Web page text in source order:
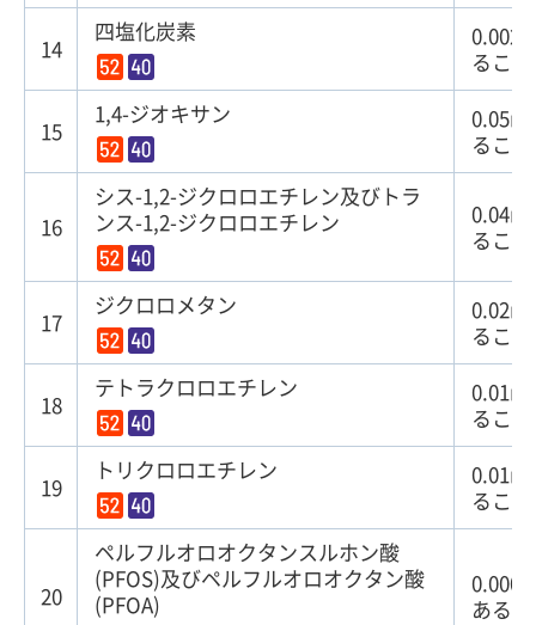
14
四塩化炭素
ること
15
1,4-ジオキサン
ること
16
シス-1,2-ジクロロエチレン及びトラ
ンス-1,2-ジクロロエチレン
ること
17
ジクロロメタン
ること
18
テトラクロロエチレン
ること
19
トリクロロエチレン
ること
20
ペルフルオロオクタンスルホン酸
(PFOS)及びペルフルオロオクタン酸
(PFOA)
ある